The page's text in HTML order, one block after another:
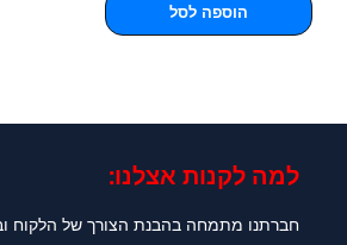
הוספה לסל
למה לקנות אצלנו:​
חברתנו מתמחה בהבנת הצורך של הלקוח